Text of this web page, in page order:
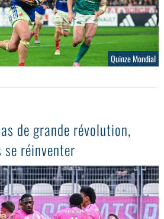
Quinze Mondial
de grande révolution,
se réinventer